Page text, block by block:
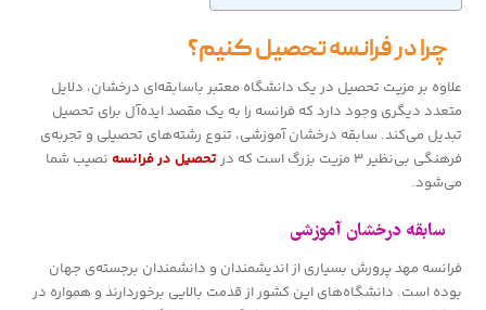
چرا در فرانسه تحصیل کنیم؟
علاوه بر مزیت تحصیل در یک دانشگاه معتبر باسابقه‌ای درخشان، دلایل
متعدد دیگری وجود دارد که فرانسه را به یک مقصد ایده‌آل برای تحصیل
تبدیل می‌کند. سابقه درخشان آموزشی، تنوع رشته‌های تحصیلی و تجربه‌ی
فرهنگی بی‌نظیر ۳ مزیت بزرگ است که در
تحصیل در فرانسه نصیب شما
می‌شود.
سابقه درخشان آموزشی
فرانسه مهد پرورش بسیاری از اندیشمندان و دانشمندان برجسته‌ی جهان
بوده است. دانشگاه‌های این کشور از قدمت بالایی برخوردارند و همواره در